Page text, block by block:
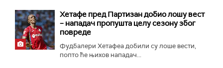
Хетафе пред Партизан добио лошу вест
– нападач пропушта целу сезону због
повреде
Фудбалери Хетафеа добили су лоше вести,
попто ће њихов нападач...